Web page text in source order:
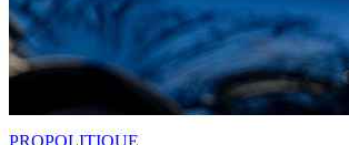
PROPOLITIQUE